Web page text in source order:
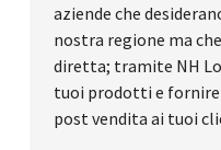
aziende che
nostra regione ma
diretta; tramite NH
tuoi prodotti e fornire
post vendita ai tuoi